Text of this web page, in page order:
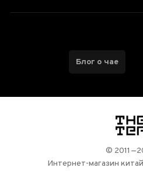
Блог о чае
©
Интернет-магазин